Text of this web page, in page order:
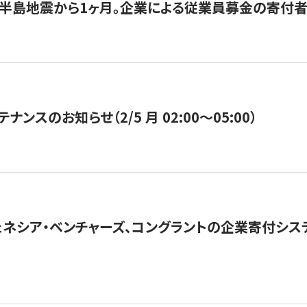
島地震から1ヶ月。企業による従業員募金の寄付
ナンスのお知らせ（2/5 月 02:00〜05:00）
シア・ベンチャーズ、コングラントの企業寄付シ